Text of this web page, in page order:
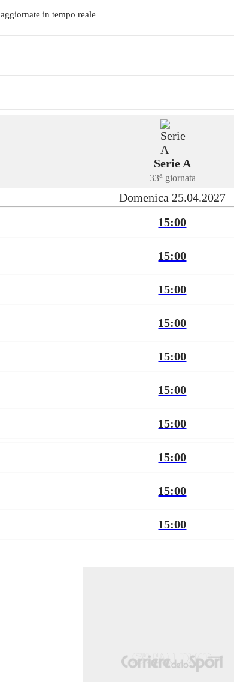
aggiornate in tempo reale
Serie A
33agiornata
Domenica 25.04.2027
15:00
15:00
15:00
15:00
15:00
15:00
15:00
15:00
15:00
15:00